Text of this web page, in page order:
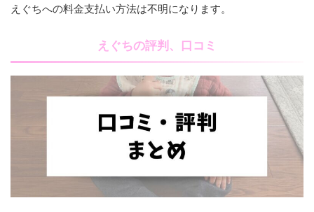
えぐちへの料金支払い方法は不明になります。
えぐちの評判、口コミ